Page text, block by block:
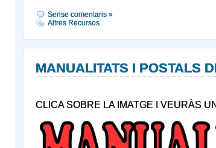
Sense comentaris »
Altres Recursos
MANUALITATS I POSTALS
CLICA SOBRE LA IMATGE I VEURÀS